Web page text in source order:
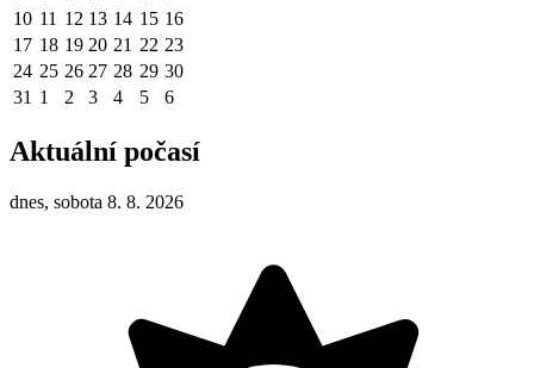
10 11 12 13 14 15 16
17 18 19 20 21 22 23
24 25 26 27 28 29 30
31 1 2 3 4 5 6
Aktuální počasí
dnes, sobota 8. 8. 2026